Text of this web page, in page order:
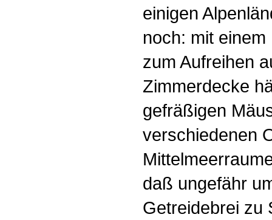
einigen
noch: mit
zum Aufreihen
Zimmerdecke
gefräßigen
verschiedenen
daß ungefähr
Getreidebrei zu